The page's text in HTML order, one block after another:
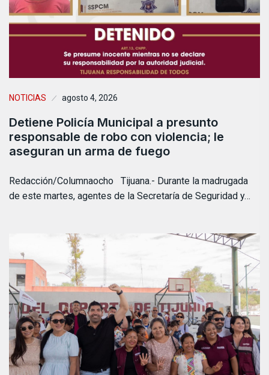
NOTICIAS agosto 4, 2026
Detiene Policía Municipal a presunto
responsable de robo con violencia; le
aseguran un arma de fuego
Redacción/Columnaocho Tijuana.- Durante la madrugada
de este martes, agentes de la Secretaría de Seguridad y…